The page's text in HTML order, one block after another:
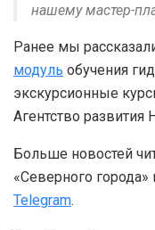
нашему мастер-
Ранее мы
модуль обучения
экскурсионные
Агентство развития
Больше новостей
«Северного
Telegram.